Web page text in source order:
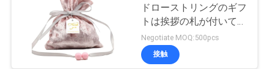
ドローストリングのギフ
トは挨拶の札が付いてい
る良質のビロード材料を
袋に入れる
Negotiate MOQ:500pcs
接触